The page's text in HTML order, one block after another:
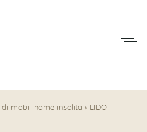
mobil-home insolita › LIDO